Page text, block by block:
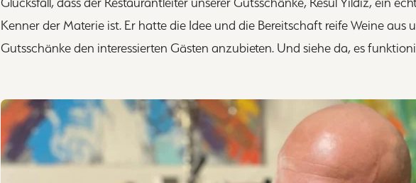
Kenner der Materie ist. Er hatte die Idee und die Bereitschaft reife Weine aus
Gutsschänke den interessierten Gästen anzubieten. Und siehe da, es